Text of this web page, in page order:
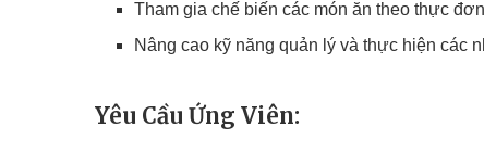
Tham gia chế biến các món ăn theo thực
Nâng cao kỹ năng quản lý và thực hiện các
Yêu Cầu Ứng Viên: